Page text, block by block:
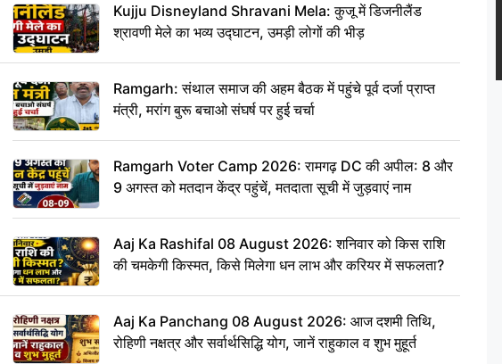
Kujju Disneyland Shravani Mela: कुजू में डिजनीलैंड
श्रावणी मेले का भव्य उद्घाटन, उमड़ी लोगों की भीड़
Ramgarh: संथाल समाज की अहम बैठक में पहुंचे पूर्व दर्जा प्राप्त
मंत्री, मरांग बुरू बचाओ संघर्ष पर हुई चर्चा
Ramgarh Voter Camp 2026: रामगढ़ DC की अपील: 8 और
9 अगस्त को मतदान केंद्र पहुंचें, मतदाता सूची में जुड़वाएं नाम
Aaj Ka Rashifal 08 August 2026: शनिवार को किस राशि
की चमकेगी किस्मत, किसे मिलेगा धन लाभ और करियर में सफलता?
Aaj Ka Panchang 08 August 2026: आज दशमी तिथि,
रोहिणी नक्षत्र और सर्वार्थसिद्धि योग, जानें राहुकाल व शुभ मुहूर्त